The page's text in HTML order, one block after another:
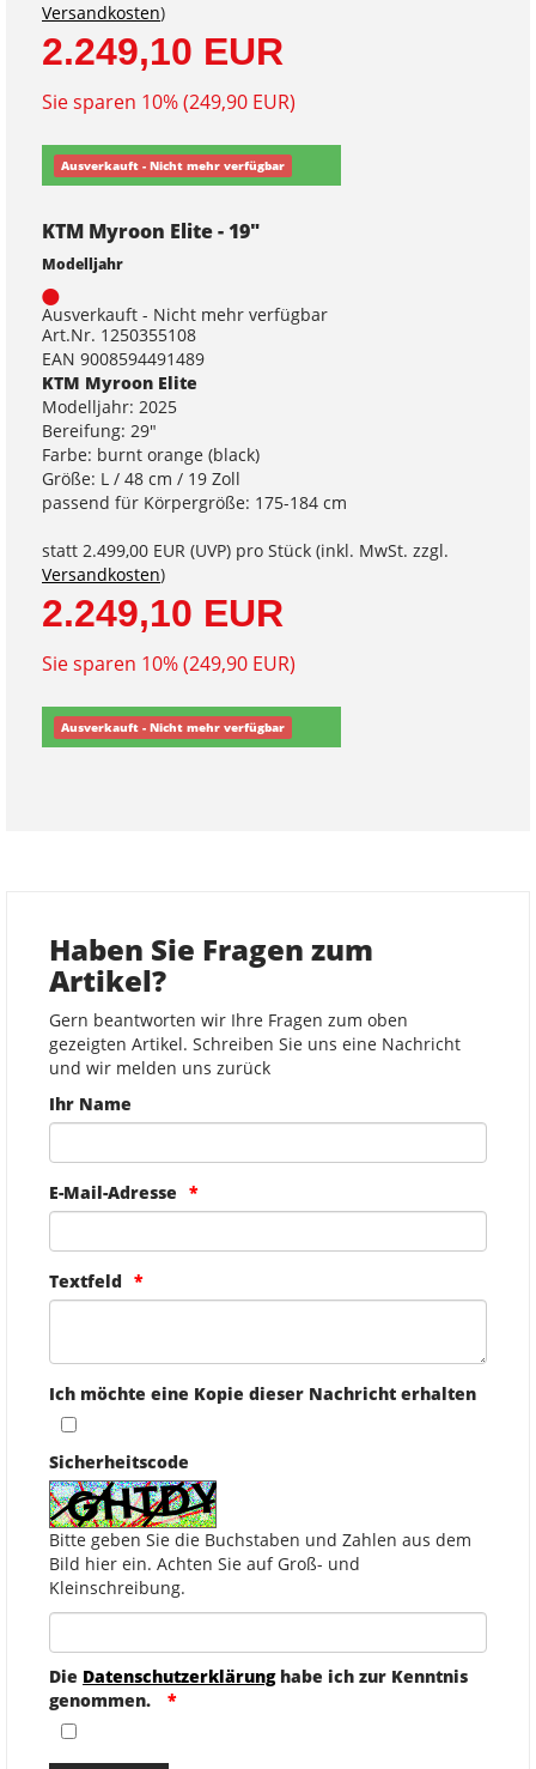
Versandkosten)
2.249,10 EUR
Sie sparen 10% (249,90 EUR)
Ausverkauft - Nicht mehr verfügbar
KTM Myroon Elite - 19"
Modelljahr
Ausverkauft - Nicht mehr verfügbar
Art.Nr. 1250355108
EAN 9008594491489
KTM Myroon Elite
Modelljahr: 2025
Bereifung: 29"
Farbe: burnt orange (black)
Größe: L / 48 cm / 19 Zoll
passend für Körpergröße: 175-184 cm
statt 2.499,00 EUR (UVP) pro Stück (inkl. MwSt. zzgl.
Versandkosten)
2.249,10 EUR
Sie sparen 10% (249,90 EUR)
Ausverkauft - Nicht mehr verfügbar
Haben Sie Fragen zum
Artikel?
Gern beantworten wir Ihre Fragen zum oben
gezeigten Artikel. Schreiben Sie uns eine Nachricht
und wir melden uns zurück
Ihr Name
E-Mail-Adresse
Textfeld
Ich möchte eine Kopie dieser Nachricht erhalten
Sicherheitscode
Bitte geben Sie die Buchstaben und Zahlen aus dem
Bild hier ein. Achten Sie auf Groß- und
Kleinschreibung.
Die Datenschutzerklärunghabe ich zur Kenntnis
genommen.